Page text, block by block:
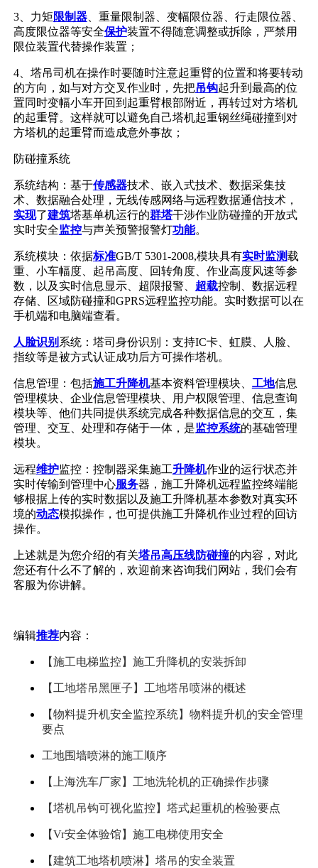
3、力矩限制器、重量限制器、变幅限位器、行走限位器、
高度限位器等安全保护装置不得随意调整或拆除，严禁用
限位装置代替操作装置；
4、塔吊司机在操作时要随时注意起重臂的位置和将要转动
的方向，如与对方交叉作业时，先把吊钩起升到最高的位
置同时变幅小车开回到起重臂根部附近，再转过对方塔机
的起重臂。这样就可以避免自己塔机起重钢丝绳碰撞到对
方塔机的起重臂而造成意外事故；
防碰撞系统
系统结构：基于传感器技术、嵌入式技术、数据采集技
术、数据融合处理，无线传感网络与远程数据通信技术，
实现了建筑塔基单机运行的群塔干涉作业防碰撞的开放式
实时安全监控与声关预警报警灯功能。
系统模块：依据标准GB/T 5301-2008,模块具有实时监测载
重、小车幅度、起吊高度、回转角度、作业高度风速等参
数，以及实时信息显示、超限报警、 超载控制、数据远程
存储、区域防碰撞和GPRS远程监控功能。实时数据可以在
手机端和电脑端查看。
人脸识别 系统：塔司身份识别：支持IC卡、虹膜、人脸、
指纹等是被方式认证成功后方可操作塔机。
信息管理：包括施工升降机基本资料管理模块、 工地信息
管理模块、企业信息管理模块、用户权限管理、信息查询
模块等、他们共同提供系统完成各种数据信息的交互，集
管理、交互、处理和存储于一体，是监控系统的基础管理
模块。
远程维护监控：控制器采集施工升降机作业的运行状态并
实时传输到管理中心服务器，施工升降机远程监控终端能
够根据上传的实时数据以及施工升降机基本参数对真实环
境的动态模拟操作，也可提供施工升降机作业过程的回访
操作。
上述就是为您介绍的有关塔吊高压线防碰撞的内容，对此
您还有什么不了解的，欢迎前来咨询我们网站，我们会有
客服为你讲解。
编辑推荐内容：
【施工电梯监控】施工升降机的安装拆卸
【工地塔吊黑匣子】工地塔吊喷淋的概述
【物料提升机安全监控系统】物料提升机的安全管理
要点
工地围墙喷淋的施工顺序
【上海洗车厂家】工地洗轮机的正确操作步骤
【塔机吊钩可视化监控】塔式起重机的检验要点
【Vr安全体验馆】施工电梯使用安全
【建筑工地塔机喷淋】塔吊的安全装置